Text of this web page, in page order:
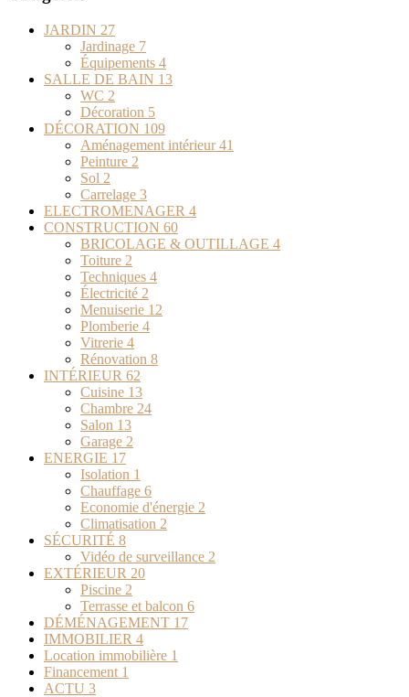
JARDIN 27
Jardinage 7
Équipements 4
SALLE DE BAIN 13
WC 2
Décoration 5
DÉCORATION 109
Aménagement intérieur41
Peinture 2
Sol 2
Carrelage 3
ELECTROMENAGER 4
CONSTRUCTION 60
BRICOLAGE & OUTILLAGE 4
Toiture 2
Techniques 4
Électricité 2
Menuiserie 12
Plomberie 4
Vitrerie 4
Rénovation 8
INTÉRIEUR 62
Cuisine 13
Chambre 24
Salon 13
Garage 2
ENERGIE 17
Isolation 1
Chauffage 6
Economie d'énergie 2
Climatisation 2
SÉCURITÉ 8
Vidéo de surveillance 2
EXTÉRIEUR 20
Piscine 2
Terrasse et balcon 6
DÉMÉNAGEMENT 17
IMMOBILIER 4
Location immobilière 1
Financement 1
ACTU 3